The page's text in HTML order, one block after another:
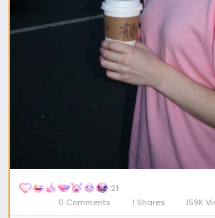
#flux1#Checkpoint#ultrareal
#gguf
21
0 Comments
1 Shares 159K